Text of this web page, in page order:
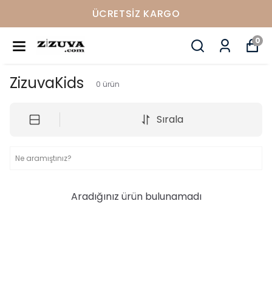
ÜCRETSIZ KARGO
0
ZizuvaKids 0 ürün
Sırala
Aradığınız ürün bulunamadı